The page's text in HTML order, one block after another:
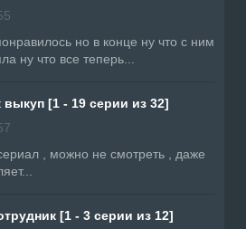
но в конце ну что с ним
ну что все теперь...
выкуп [1 - 19 серии из 32]
, можно не смотреть , даже
[1 - 3 серии из 12]